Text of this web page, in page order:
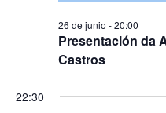
Presentación da
Castros
26 de junio - 20:00
22:30